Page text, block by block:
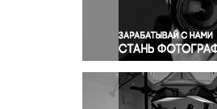
Правосудие
Происшествия и
Религия
Светская жизнь
Спорт